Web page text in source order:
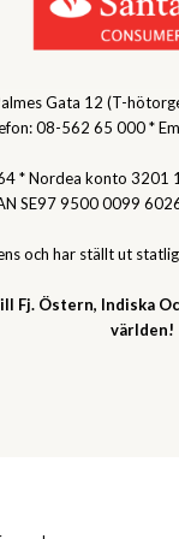
Gata 12 (T-
08-562 65 000 *
* Nordea konto 3201
SE97 9500 0099
och har ställt ut
Fj. Östern, Indiska
världen!